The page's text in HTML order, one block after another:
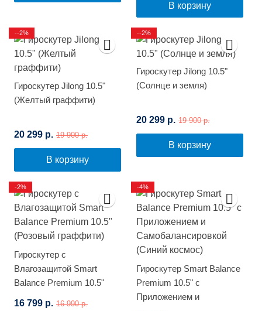
В корзину
Гироскутер Jilong 10.5"
(Желтый граффити)
20 299 р. 19 900 р.
В корзину
--2%
Гироскутер Jilong 10.5"
(Солнце и земля)
20 299 р. 19 900 р.
В корзину
--2%
Гироскутер с
Влагозащитой Smart
Balance Premium 10.5"
16 799 р. 16 990 р.
-2%
Гироскутер Smart Balance
Premium 10.5" с
Приложением и
-4%